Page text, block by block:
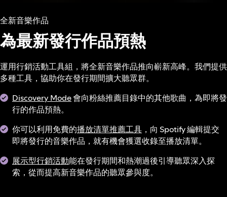
全新音樂作品
為最新發行作品預熱
運用行銷活動工具組，將全新音樂作品推向嶄新高峰。我們提供
多種工具，協助你在發行期間擴大聽眾群。
Discovery Mode會向粉絲推薦目錄中的其他歌曲，為即將發
行的作品預熱。
你可以利用免費的播放清單推薦工具 ，向 Spotify 編輯提交
即將發行的音樂作品，就有機會獲選收錄至播放清單。
展示型行銷活動能在發行期間和熱潮過後引導聽眾深入探
索，從而提高新音樂作品的聽眾參與度。